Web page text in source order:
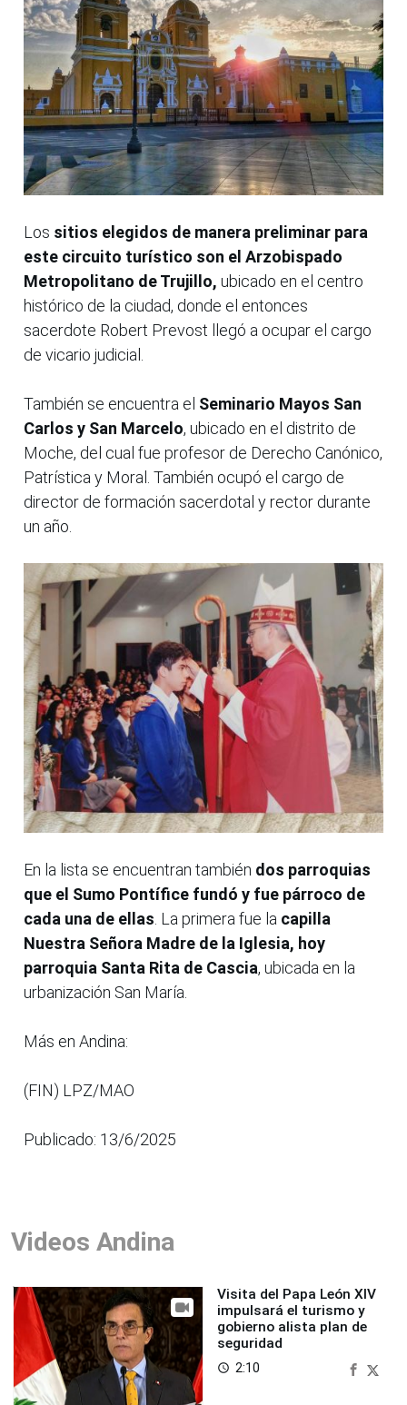
Los sitios elegidos de manera preliminar para
este circuito turístico son el Arzobispado
Metropolitano de Trujillo, ubicado en el centro
histórico de la ciudad, donde el entonces
sacerdote Robert Prevost llegó a ocupar el cargo
de vicario judicial.
También se encuentra el Seminario Mayos San
Carlos y San Marcelo, ubicado en el distrito de
Moche, del cual fue profesor de Derecho Canónico,
Patrística y Moral. También ocupó el cargo de
director de formación sacerdotal y rector durante
un año.
En la lista se encuentran también dos parroquias
que el Sumo Pontífice fundó y fue párroco de
cada una de ellas . La primera fue la capilla
Nuestra Señora Madre de la Iglesia, hoy
parroquia Santa Rita de Cascia, ubicada en la
urbanización San María.
Más en Andina:
(FIN) LPZ/MAO
Publicado: 13/6/2025
Videos Andina
Visita del Papa León XIV
impulsará el turismo y
gobierno alista plan de
seguridad
access_time 2:10